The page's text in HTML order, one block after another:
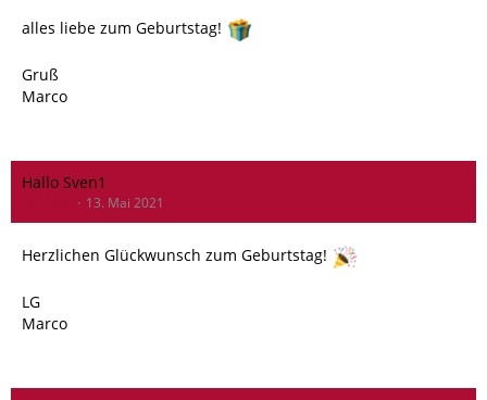
alles liebe zum Geburtstag!
Gruß
Marco
Hallo Sven1
13. Mai 2021
Herzlichen Glückwunsch zum Geburtstag!
LG
Marco